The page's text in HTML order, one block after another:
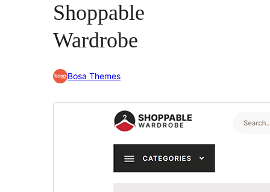
Shoppable
Wardrobe
Bosa Themes